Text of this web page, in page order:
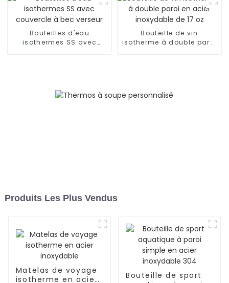
Bouteilles d'eau
isothermes SS avec
Bouteille de vin
isotherme à double paroi
Produits Les Plus Vendus
Matelas de voyage
isotherme en acier
Bouteille de sport